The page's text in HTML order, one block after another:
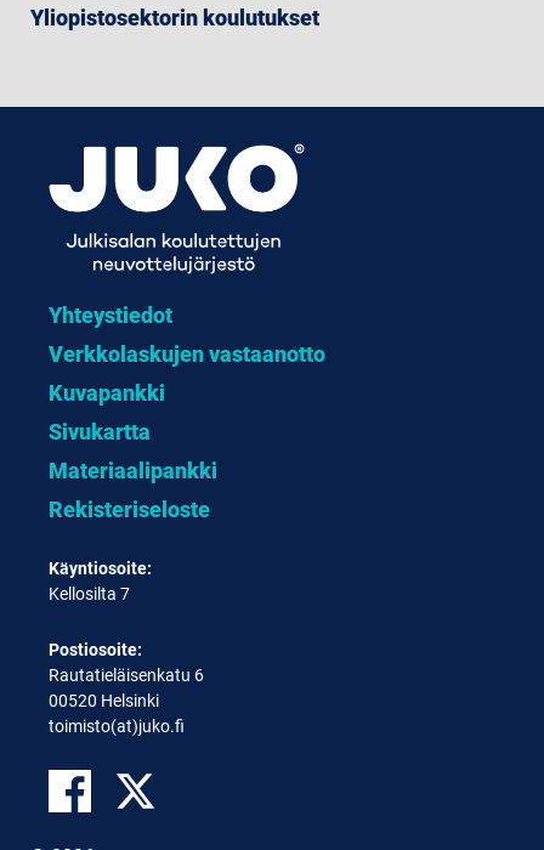
Yliopistosektorin koulutukset
Yhteystiedot
Verkkolaskujen vastaanotto
Kuvapankki
Sivukartta
Materiaalipankki
Rekisteriseloste
Käyntiosoite:
Kellosilta 7
Postiosoite:
Rautatieläisenkatu 6
00520 Helsinki
toimisto(at)juko.fi